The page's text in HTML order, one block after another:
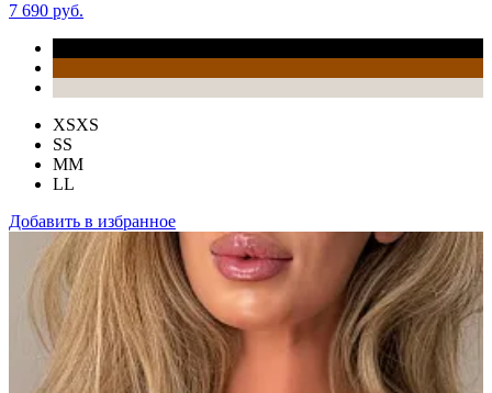
7 690 руб.
XSXS
SS
MM
LL
Добавить в избранное